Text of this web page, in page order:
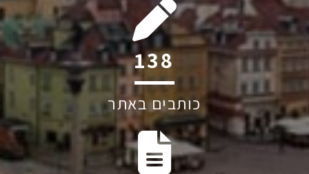
192
כותבים באתר